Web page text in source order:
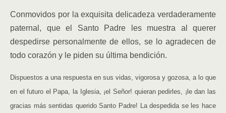
Conmovidos por la exquisita delicadeza verdaderamente
paternal, que el Santo Padre les muestra al querer
despedirse personalmente de ellos, se lo agradecen de
todo corazón y le piden su última bendición.
Dispuestos a una respuesta en sus vidas, vigorosa y gozosa, a lo que
en el futuro el Papa, la Iglesia, ¡el Señor! quieran pedirles, ¡le dan las
gracias más sentidas querido Santo Padre! La despedida se les hace